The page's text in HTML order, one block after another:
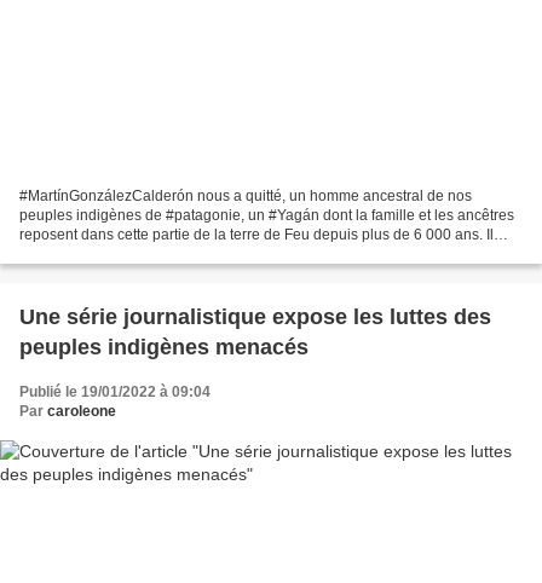
#MartínGonzálezCalderón nous a quitté, un homme ancestral de nos
peuples indigènes de #patagonie, un #Yagán dont la famille et les ancêtres
reposent dans cette partie de la terre de Feu depuis plus de 6 000 ans. Il
Une série journalistique expose les luttes des
peuples indigènes menacés
Publié le 19/01/2022 à 09:04
Par caroleone